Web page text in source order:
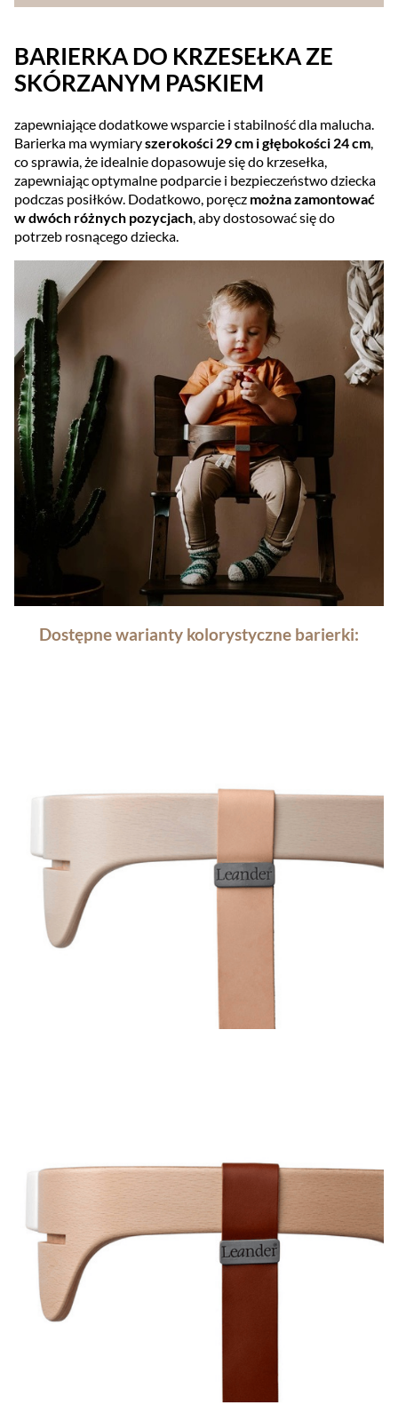
BARIERKA DO KRZESEŁKA ZE
SKÓRZANYM PASKIEM
zapewniające dodatkowe wsparcie i stabilność dla malucha.
Barierka ma wymiaryszerokości 29 cm i głębokości 24 cm,
co sprawia, że idealnie dopasowuje się do krzesełka,
zapewniając optymalne podparcie i bezpieczeństwo dziecka
podczas posiłków. Dodatkowo, poręcz można zamontować
w dwóch różnych pozycjach, aby dostosować się do
potrzeb rosnącego dziecka.
Dostępne warianty kolorystyczne barierki: